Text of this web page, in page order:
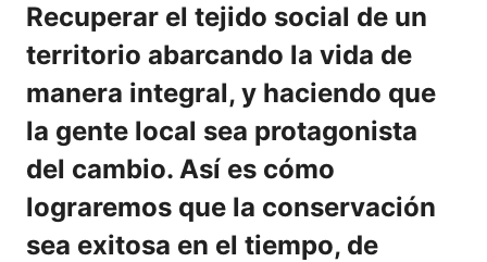
Recuperar el tejido social de un
territorio abarcando la vida de
manera integral, y haciendo que
la gente local sea protagonista
del cambio. Así es cómo
lograremos que la conservación
sea exitosa en el tiempo, de